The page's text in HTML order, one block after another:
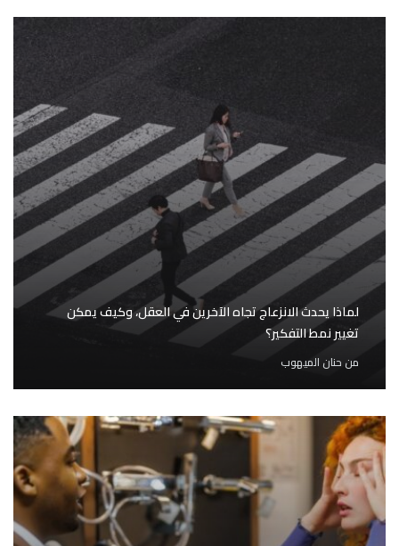
لماذا يحدث الانزعاج تجاه الآخرين في العقل، وكيف يمكن
تغيير نمط التفكير؟
من حنان الميهوب